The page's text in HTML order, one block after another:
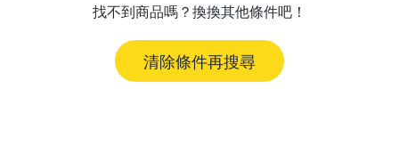
找不到商品嗎？換換其他條件吧！
清除條件再搜尋